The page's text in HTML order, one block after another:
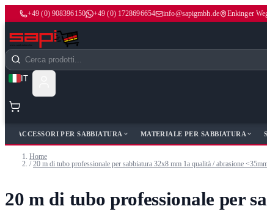
+49 (0) 908396150 +49 (0) 1728696654 info@sapigmbh.de Enkinger
Cerca
IT
ACCESSORI PER SABBIATURA MATERIALE PER SABBIATURA
Home
/ 20 m di tubo professionale per sabbiatura 32x8 mm 1a qualità / abrasione
20 m di tubo professionale per